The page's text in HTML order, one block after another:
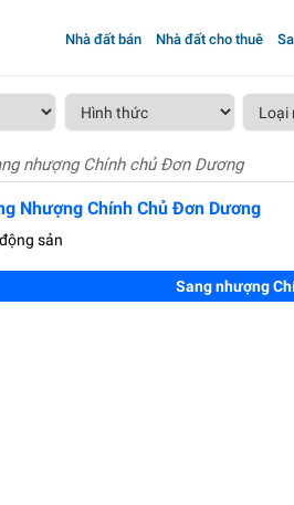
Nhà đất bán Nhà đất cho thuê
nhượng Chính chủ Đơn Dương
Nhượng Chính Chủ Đơn Dương
sản
Sang nhượng